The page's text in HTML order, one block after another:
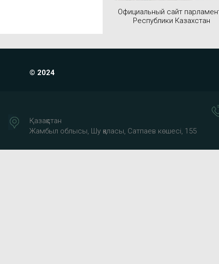
Официальный сайт
Республики Казахстан
© 2024
Қазақстан
Жамбыл облысы, Шу қаласы, Сатпаев көшесі, 155